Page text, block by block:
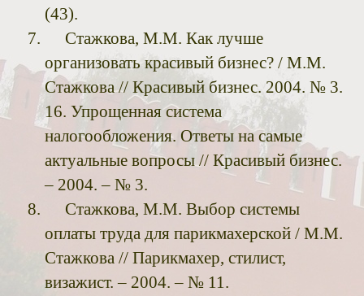
(43).
Стажкова, М.М. Как лучше
организовать красивый бизнес? / М.М.
Стажкова // Красивый бизнес. 2004. № 3.
16. Упрощенная система
налогообложения. Ответы на самые
актуальные вопросы // Красивый бизнес.
– 2004. – № 3.
Стажкова, М.М. Выбор системы
оплаты труда для парикмахерской / М.М.
Стажкова // Парикмахер, стилист,
визажист. – 2004. – № 11.